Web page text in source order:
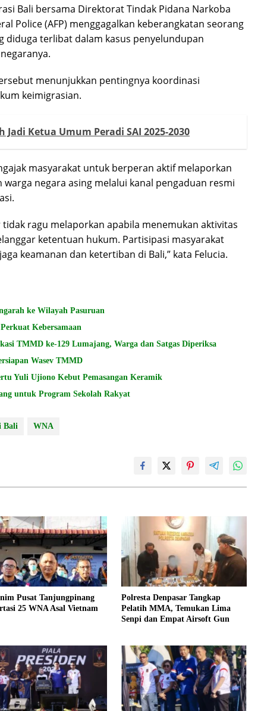
Bali bersama Direktorat Tindak Pidana Narkoba
Police (AFP) menggagalkan keberangkatan seorang
diduga terlibat dalam kasus penyelundupan
menunjukkan pentingnya koordinasi
keimigrasian.
Ketua Umum Peradi SAI 2025-2030
masyarakat untuk berperan aktif melaporkan
negara asing melalui kanal pengaduan resmi
ragu melaporkan apabila menemukan aktivitas
ketentuan hukum. Partisipasi masyarakat
keamanan dan ketertiban di Bali,” kata Felucia.
ke Wilayah Pasuruan
Kebersamaan
TMMD ke-129 Lumajang, Warga dan Satgas Diperiksa
Wasev TMMD
Yuli Ujiono Kebut Pemasangan Keramik
untuk Program Sekolah Rakyat
Bali WNA
Pusat Tanjungpinang
25 WNA Asal Vietnam
Polresta Denpasar Tangkap
Pelatih MMA, Temukan Lima
Senpi dan Empat Airsoft Gun